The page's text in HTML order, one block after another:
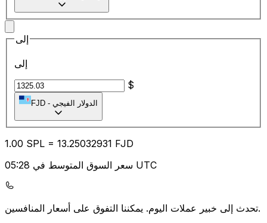
إلى
إلى
$
FJD - الدولار الفيجي
1.00 SPL = 13.25032931 FJD
سعر السوق المتوسط في 05:28 UTC
تحدث إلى خبير عملات اليوم.يمكننا التفوق على أسعار المنافسين.